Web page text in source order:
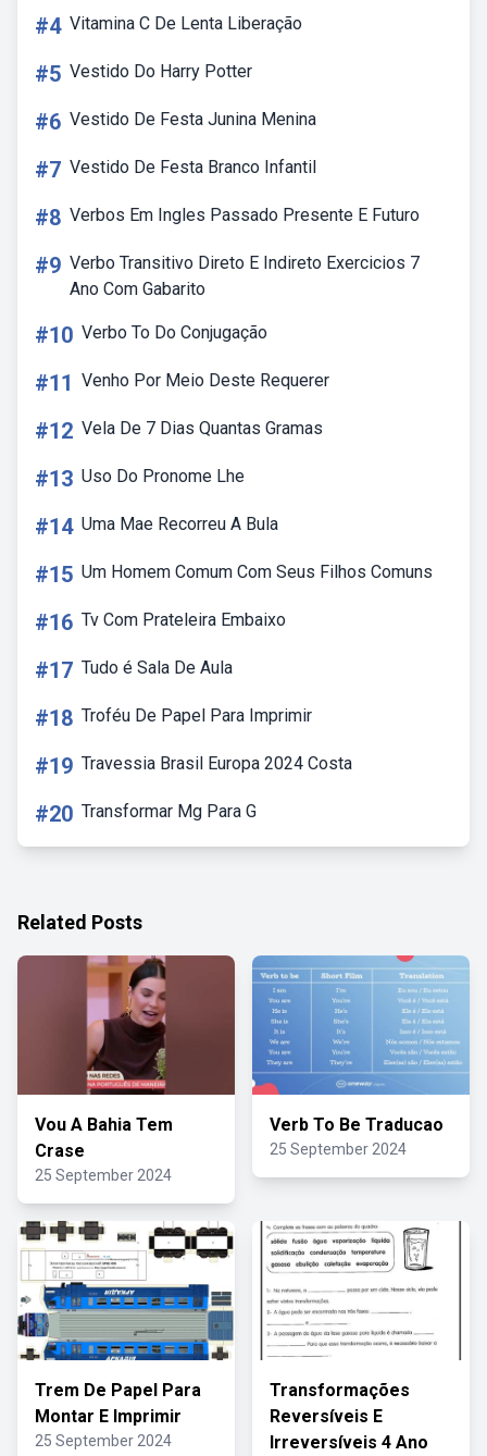
#4 Vitamina C De Lenta Liberação
#5 Vestido Do Harry Potter
#6 Vestido De Festa Junina Menina
#7 Vestido De Festa Branco Infantil
#8 Verbos Em Ingles Passado Presente E Futuro
#9 Verbo Transitivo Direto E Indireto Exercicios 7
Ano Com Gabarito
#10 Verbo To Do Conjugação
#11 Venho Por Meio Deste Requerer
#12 Vela De 7 Dias Quantas Gramas
#13 Uso Do Pronome Lhe
#14 Uma Mae Recorreu A Bula
#15 Um Homem Comum Com Seus Filhos Comuns
#16 Tv Com Prateleira Embaixo
#17 Tudo é Sala De Aula
#18 Troféu De Papel Para Imprimir
#19 Travessia Brasil Europa 2024 Costa
#20 Transformar Mg Para G
Related Posts
Vou A Bahia Tem
Crase
25 September 2024
Verb To Be Traducao
25 September 2024
Trem De Papel Para
Montar E Imprimir
25 September 2024
Transformações
Reversíveis E
Irreversíveis 4 Ano